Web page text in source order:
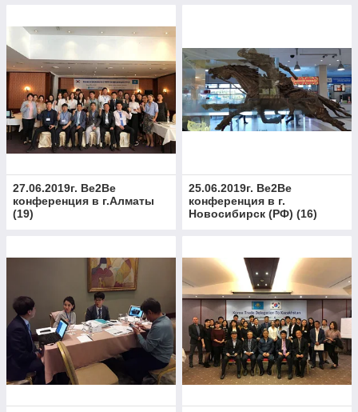
27.06.2019г. Be2Be
конференция в г.Алматы
(19)
25.06.2019г. Be2Be
конференция в г.
Новосибирск (РФ) (16)